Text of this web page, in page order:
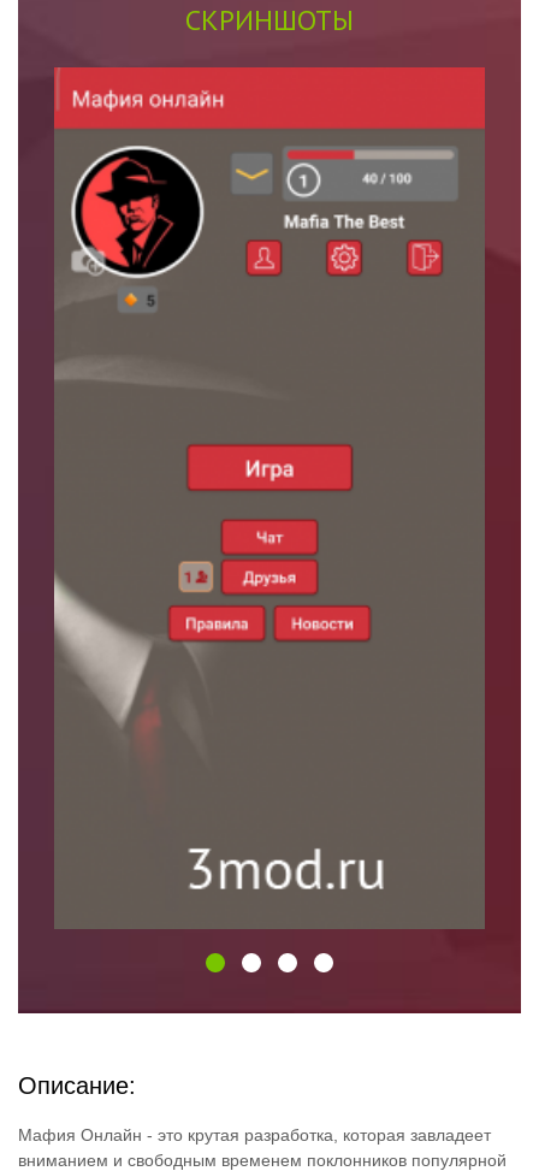
СКРИНШОТЫ
Описание:
Мафия Онлайн - это крутая разработка, которая завладеет
вниманием и свободным временем поклонников популярной